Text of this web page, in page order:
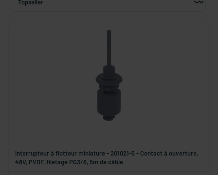
Interrupteur à flotteur miniature - 201021-5 - Contact à ouverture,
48V, PVDF, filetage PG3/8, 5m de câble